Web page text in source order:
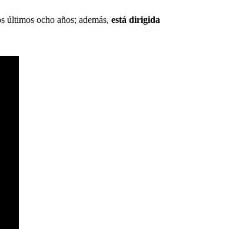
últimos ocho años; además, está dirigida